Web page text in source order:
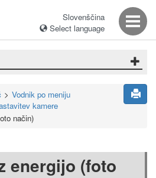
Slovenščina
Select language
Vodnik po meniju
kamere
način)
energijo (foto